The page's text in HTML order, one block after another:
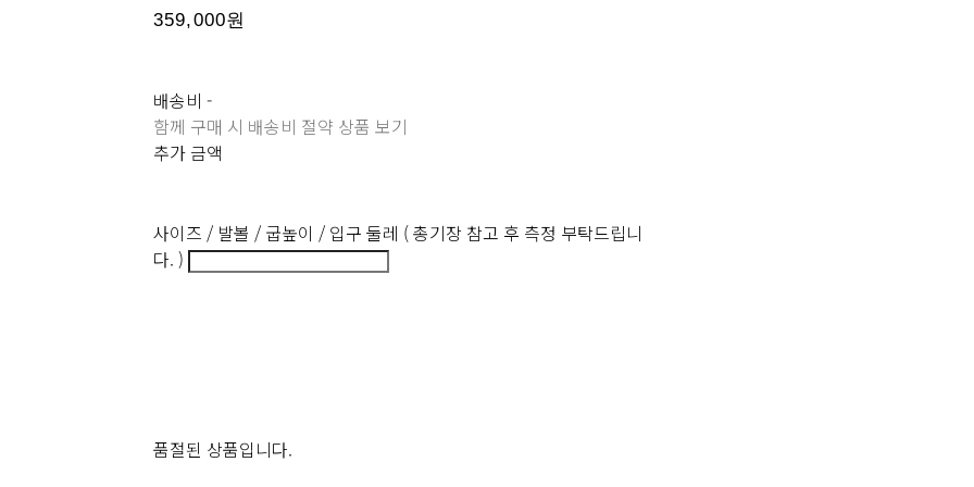
359,000원
배송비 -
함께 구매 시 배송비 절약 상품 보기
추가 금액
사이즈 / 발볼 / 굽높이 / 입구 둘레 ( 총기장 참고 후 측정 부탁드립니
다. )
품절된 상품입니다.